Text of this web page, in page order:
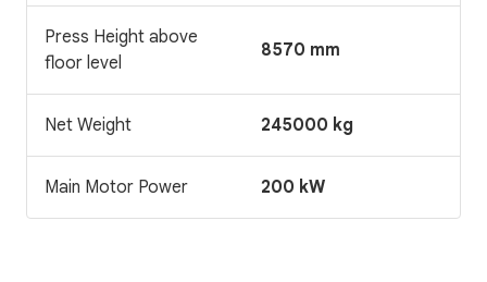
Press Height above
floor level
8570 mm
Net Weight 245000 kg
Main Motor Power 200 kW